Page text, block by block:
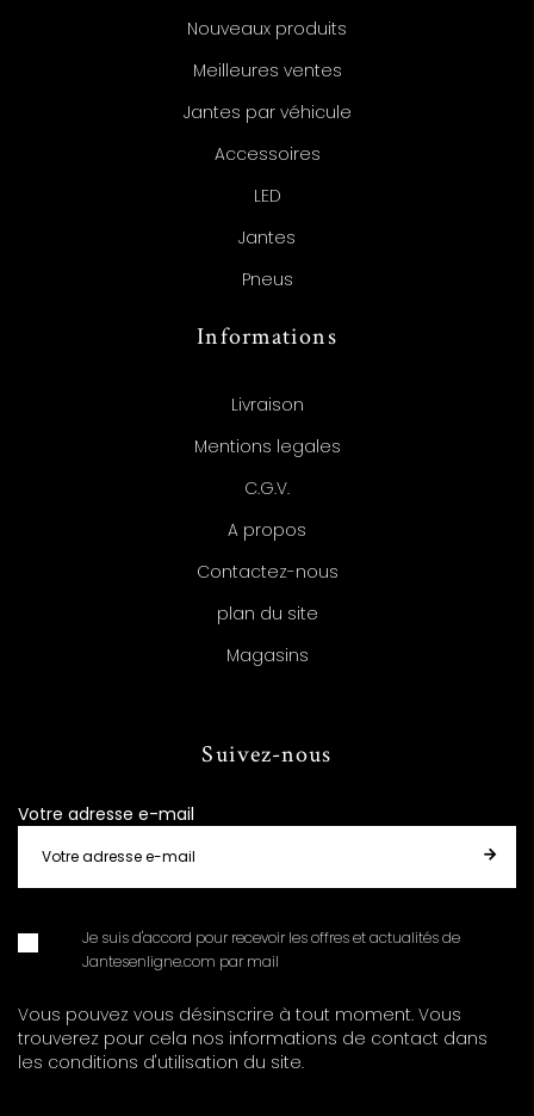
Nouveaux produits
Meilleures ventes
Jantes par véhicule
Accessoires
LED
Jantes
Pneus
Informations
Livraison
Mentions legales
C.G.V.
A propos
Contactez-nous
plan du site
Magasins
Suivez-nous
Votre adresse e-mail
Je suis d'accord pour recevoir les offres et actualités de
Jantesenligne.com par mail
Vous pouvez vous désinscrire à tout moment. Vous
trouverez pour cela nos informations de contact dans
les conditions d'utilisation du site.